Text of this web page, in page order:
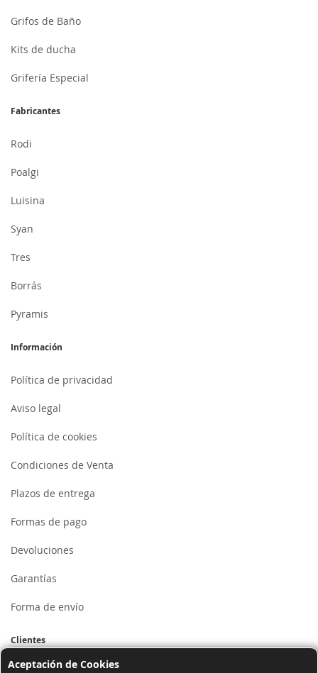
Aceptación de Cookies
Grifos de Baño
Kits de ducha
Grifería Especial
Fabricantes
Rodi
Poalgi
Luisina
Syan
Tres
Borrás
Pyramis
Información
Política de privacidad
Aviso legal
Política de cookies
Condiciones de Venta
Plazos de entrega
Formas de pago
Devoluciones
Garantías
Forma de envío
Clientes